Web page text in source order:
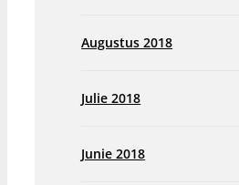
Augustus 2018
Julie 2018
Junie 2018